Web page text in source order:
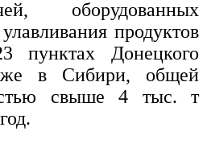
оборудованных
продуктов
пунктах Донецкого
в Сибири, общей
свыше 4 тыс. т